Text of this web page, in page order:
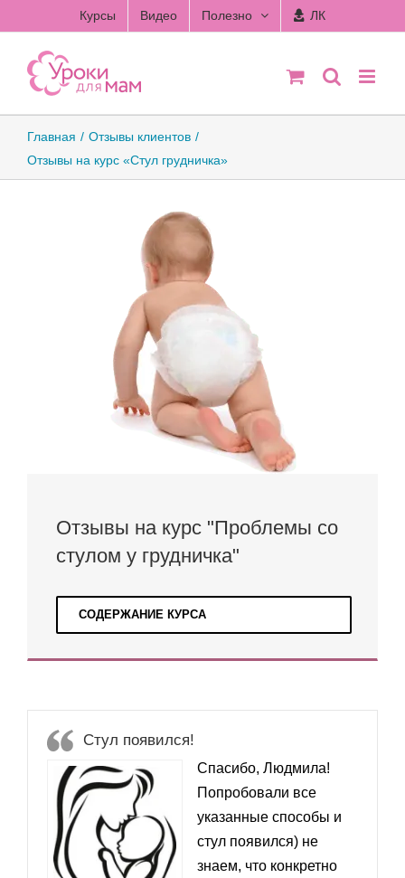
to
content
Курсы Видео Полезно ЛК
Главная
Отзывы клиентов
Отзывы на курс «Стул грудничка»
Отзывы на курс "Проблемы со
стулом у грудничка"
СОДЕРЖАНИЕ КУРСА
Стул появился!
Спасибо, Людмила!
Попробовали все
указанные способы и
стул появился) не
знаем, что конкретно